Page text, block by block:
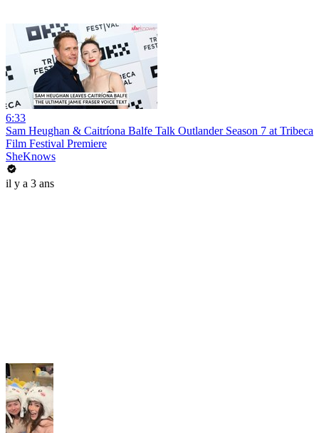
6:33
Sam Heughan & Caitríona Balfe Talk Outlander Season 7 at Tribeca
Film Festival Premiere
SheKnows
il y a 3 ans